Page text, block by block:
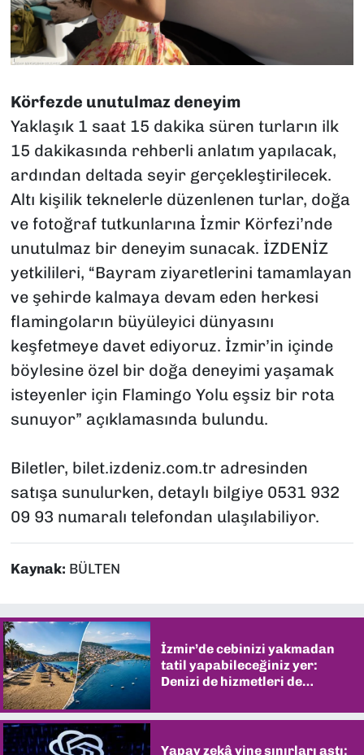
Körfezde unutulmaz deneyim
Yaklaşık 1 saat 15 dakika süren turların ilk
15 dakikasında rehberli anlatım yapılacak,
ardından deltada seyir gerçekleştirilecek.
Altı kişilik teknelerle düzenlenen turlar, doğa
ve fotoğraf tutkunlarına İzmir Körfezi’nde
unutulmaz bir deneyim sunacak. İZDENİZ
yetkilileri, “Bayram ziyaretlerini tamamlayan
ve şehirde kalmaya devam eden herkesi
flamingoların büyüleyici dünyasını
keşfetmeye davet ediyoruz. İzmir’in içinde
böylesine özel bir doğa deneyimi yaşamak
isteyenler için Flamingo Yolu eşsiz bir rota
sunuyor” açıklamasında bulundu.
Biletler, bilet.izdeniz.com.tr adresinden
satışa sunulurken, detaylı bilgiye 0531 932
09 93 numaralı telefondan ulaşılabiliyor.
Kaynak: BÜLTEN
İzmir’de cebinizi yakmadan
tatil yapabileceğiniz yer:
Denizi de hizmetleri de
Yapay zekâ yine sınırları aştı: